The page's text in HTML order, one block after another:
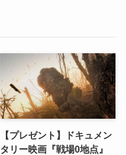
【プレゼント】ドキュメン
タリー映画『戦場0地点』